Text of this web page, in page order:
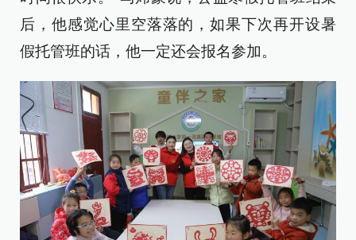
后，他感觉心里空落落的，如果下次再开设暑
假托管班的话，他一定还会报名参加。